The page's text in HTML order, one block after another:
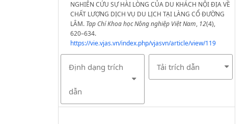
NGHIÊN CỨU SỰ HÀI LÒNG CỦA DU KHÁCH NỘI ĐỊA VỀ
CHẤT LƯỢNG DỊCH VỤ DU LỊCH TẠI LÀNG CỔ ĐƯỜNG
LÂM. Tạp Chí Khoa học Nông nghiệp Việt Nam, 12(4),
620–634.
https://vie.vjas.vn/index.php/vjasvn/article/view/119
Định dạng trích
dẫn
Tải trích dẫn